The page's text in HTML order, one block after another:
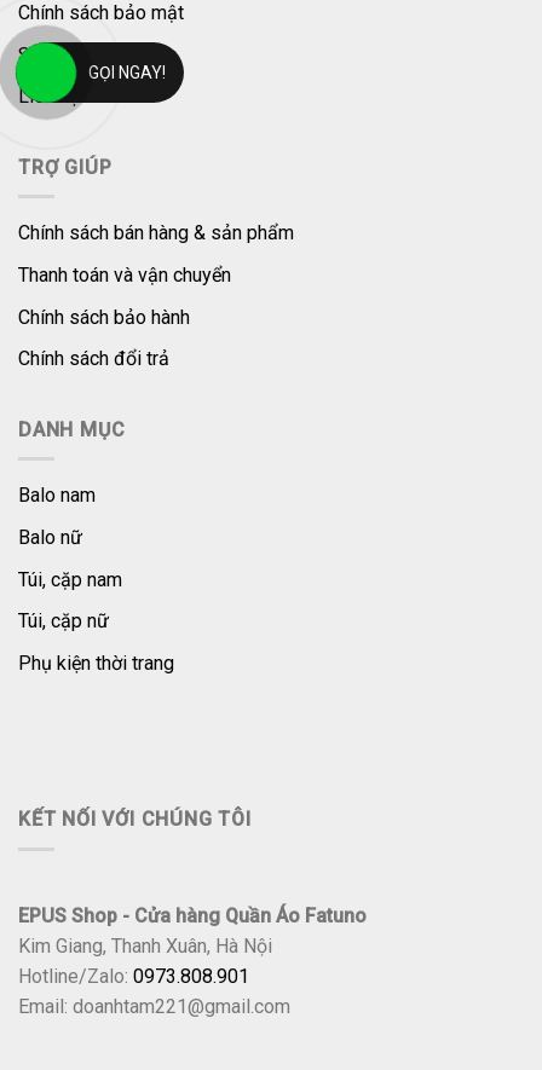
Chính sách bảo mật
Sơ đồ Website
Liên hệ
TRỢ GIÚP
Chính sách bán hàng & sản phẩm
Thanh toán và vận chuyển
Chính sách bảo hành
Chính sách đổi trả
DANH MỤC
Balo nam
Balo nữ
Túi, cặp nam
Túi, cặp nữ
Phụ kiện thời trang
KẾT NỐI VỚI CHÚNG TÔI
EPUS Shop - Cửa hàng Quần Áo Fatuno
Kim Giang, Thanh Xuân, Hà Nội
Hotline/Zalo: 0973.808.901
Email: doanhtam221@gmail.com
GỌI NGAY!